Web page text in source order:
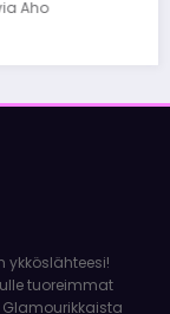
ykköslähteesi!
tuoreimmat